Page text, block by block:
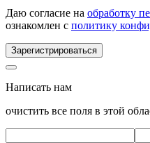
Даю согласие на обработку
ознакомлен с политику
Зарегистрироваться
Написать нам
очистить все поля в этой